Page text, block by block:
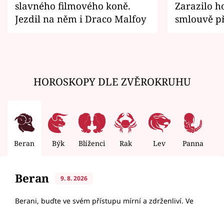
slavného filmového koně.
Jezdil na něm i Draco Malfoy
Zarazilo
smlouvě
HOROSKOPY DLE ZVĚROKRUHU
Beran Býk Blíženci Rak Lev Panna
Beran 9. 8. 2026
Berani, buďte ve svém přístupu mírní a zdrženliví. Ve